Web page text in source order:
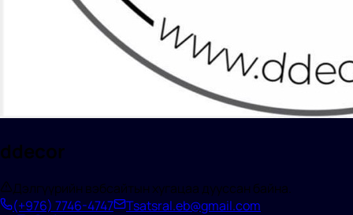
ddecor
Дэлгүүрийн вэбсайтын хугацаа дууссан байна.
(+976) 7746-4747 Tsatsral.eb@gmail.com